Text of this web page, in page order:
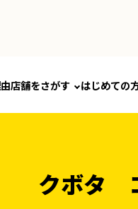
店舗をさがす はじめての
クボタ